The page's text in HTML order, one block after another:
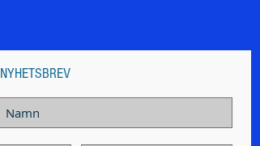
NYHETSBREV